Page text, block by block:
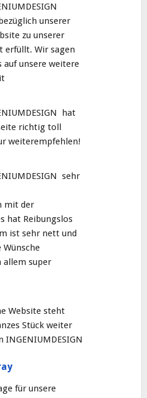
unserer
zu unserer
erfüllt. Wir sagen
auf unsere weitere
hat
richtig toll
weiterempfehlen!
sehr
mit der
hat Reibungslos
ist sehr nett und
Wünsche
allem super
Website steht
Stück weiter
INGENIUMDESIGN
für unsere